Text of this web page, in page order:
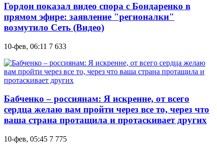
Гордон показал видео спора с Бондаренко в
прямом эфире: заявление "регионалки"
возмутило Сеть (Видео)
10-фев, 06:11 7 633
Бабченко – россиянам: Я искренне, от всего
сердца желаю вам пройти через все то, через что
ваша страна протащила и протаскивает других
10-фев, 05:45 7 775